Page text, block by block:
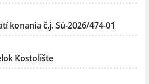
konania č.j. Sú-2026/474-01
Kostolište